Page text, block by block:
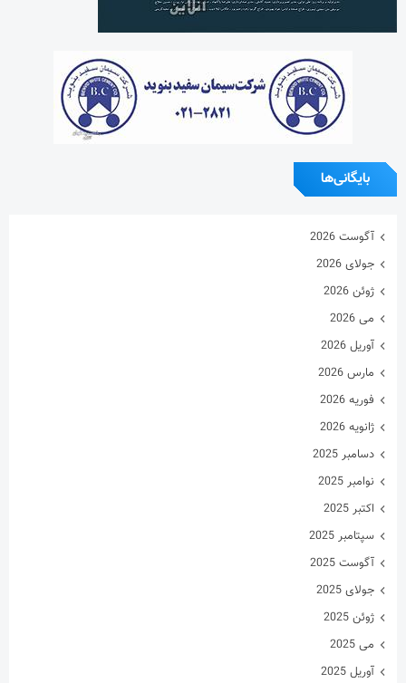
بایگانی‌ها
آگوست 2026
جولای 2026
ژوئن 2026
می 2026
آوریل 2026
مارس 2026
فوریه 2026
ژانویه 2026
دسامبر 2025
نوامبر 2025
اکتبر 2025
سپتامبر 2025
آگوست 2025
جولای 2025
ژوئن 2025
می 2025
آوریل 2025